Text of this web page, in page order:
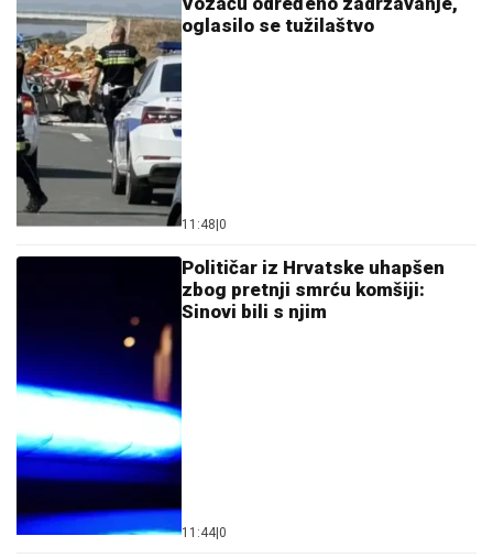
06. 08. 2026 09:33
06. 08. 2026 07:08